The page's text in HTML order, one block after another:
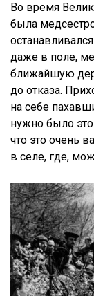
Во время
была
даже в поле,
ближайшую
до отказа.
на себе
нужно было это
что это очень
в селе, где,